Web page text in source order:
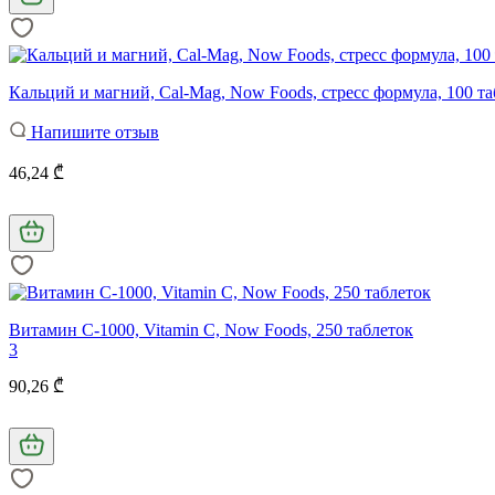
Кальций и магний, Cal-Mag, Now Foods, стресс формула, 100
Напишите отзыв
46,24 ₾
Витамин С-1000, Vitamin C, Now Foods, 250 таблеток
3
90,26 ₾